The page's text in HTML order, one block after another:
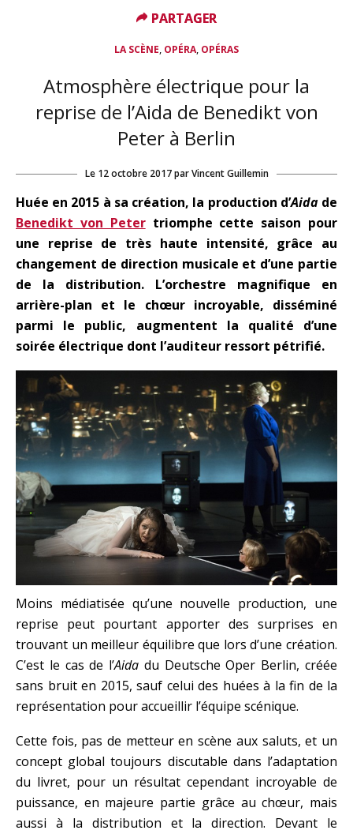
LA SCÈNE, OPÉRA, OPÉRAS
Atmosphère électrique pour la
reprise de l’Aida de Benedikt von
Peter à Berlin
Le 12 octobre 2017 par Vincent Guillemin
Huée en 2015 à sa création, la production d’Aidade
Benedikt von Petertriomphe cette saison pour
une reprise de très haute intensité, grâce au
changement de direction musicale et d’une partie
de la distribution. L’orchestre magnifique en
arrière-plan et le chœur incroyable, disséminé
parmi le public, augmentent la qualité d’une
soirée électrique dont l’auditeur ressort pétrifié.
Moins médiatisée qu’une nouvelle production, une
reprise peut pourtant apporter des surprises en
trouvant un meilleur équilibre que lors d’une création.
C’est le cas de l’Aida du Deutsche Oper Berlin, créée
sans bruit en 2015, sauf celui des huées à la fin de la
représentation pour accueillir l’équipe scénique.
Cette fois, pas de metteur en scène aux saluts, et un
concept global toujours discutable dans l’adaptation
du livret, pour un résultat cependant incroyable de
puissance, en majeure partie grâce au chœur, mais
aussi à la distribution et la direction. Devant le
PARTAGER
PARTAGER